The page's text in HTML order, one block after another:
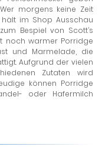
morgens keine Zeit
im Shop Ausschau
Bespiel von Scott’s
noch warmer Porridge
und Marmelade, die
Aufgrund der vielen
Zutaten wird
können Porridge
oder Hafermilch